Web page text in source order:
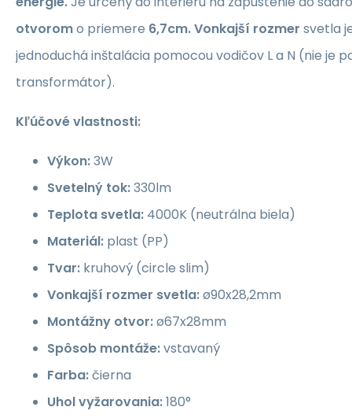
otvoromo priemere 6,7cm.Vonkajší rozmer svetla
jednoduchá inštalácia pomocou vodičov L a N (nie je
transformátor).
Kľúčové vlastnosti:
Výkon:3W
Svetelný tok:330lm
Teplota svetla: 4000K (neutrálna biela)
Materiál: plast (PP)
Tvar: kruhový (circle slim)
Vonkajší rozmer svetla:ø90x28,2mm
Montážny otvor:ø67x28mm
Spôsob montáže:vstavaný
Farba:čierna
Uhol vyžarovania:180°